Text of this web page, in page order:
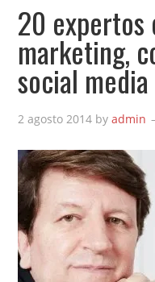
20 expertos
marketing,
social media
2 agosto 2014 byadmin